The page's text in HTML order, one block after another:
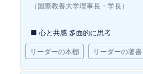
（国際教養大学理事長・学長）
■ 心と共感 多面的に思考
リーダーの本棚 リーダーの著書